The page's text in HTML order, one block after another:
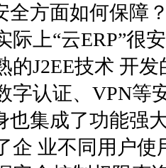
全方面如何保障
际上“云ERP”很
的J2EE技术 开
字认证、VPN等
也集成了功能强
企 业不同用户使